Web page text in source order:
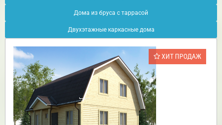
Дома из бруса с таррасой
Двухэтажные каркасные дома
ХИТ ПРОДАЖ